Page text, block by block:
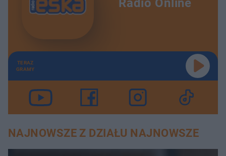
Radio Online
TERAZ
GRAMY
NAJNOWSZE Z DZIAŁU NAJNOWSZE